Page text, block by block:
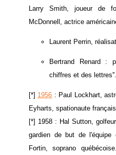
Larry Smith, joueur de
McDonnell, actrice
Laurent Perrin,
Bertrand Renard :
chiffres et des lettres''.
[*] 1956 : Paul Lockhart,
Eyharts, spationaute
[*] 1958 : Hal Sutton,
gardien de but de l'équipe
Fortin, soprano